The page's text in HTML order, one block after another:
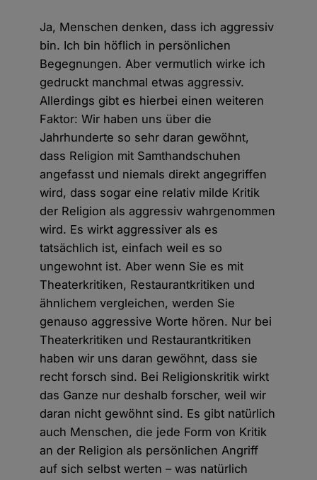
Ja, Menschen denken, dass ich aggressiv
bin. Ich bin höflich in persönlichen
Begegnungen. Aber vermutlich wirke ich
gedruckt manchmal etwas aggressiv.
Allerdings gibt es hierbei einen weiteren
Faktor: Wir haben uns über die
Jahrhunderte so sehr daran gewöhnt,
dass Religion mit Samthandschuhen
angefasst und niemals direkt angegriffen
wird, dass sogar eine relativ milde Kritik
der Religion als aggressiv wahrgenommen
wird. Es wirkt aggressiver als es
tatsächlich ist, einfach weil es so
ungewohnt ist. Aber wenn Sie es mit
Theaterkritiken, Restaurantkritiken und
ähnlichem vergleichen, werden Sie
genauso aggressive Worte hören. Nur bei
Theaterkritiken und Restaurantkritiken
haben wir uns daran gewöhnt, dass sie
recht forsch sind. Bei Religionskritik wirkt
das Ganze nur deshalb forscher, weil wir
daran nicht gewöhnt sind. Es gibt natürlich
auch Menschen, die jede Form von Kritik
an der Religion als persönlichen Angriff
auf sich selbst werten – was natürlich